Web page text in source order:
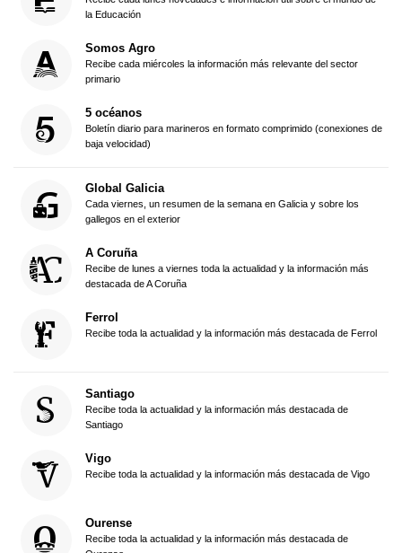
la Educación
Somos Agro
Recibe cada miércoles la información más relevante del sector
primario
5 océanos
Boletín diario para marineros en formato comprimido (conexiones de
baja velocidad)
Global Galicia
Cada viernes, un resumen de la semana en Galicia y sobre los
gallegos en el exterior
A Coruña
Recibe de lunes a viernes toda la actualidad y la información más
destacada de A Coruña
Ferrol
Recibe toda la actualidad y la información más destacada de Ferrol
Santiago
Recibe toda la actualidad y la información más destacada de
Santiago
Vigo
Recibe toda la actualidad y la información más destacada de Vigo
Ourense
Recibe toda la actualidad y la información más destacada de